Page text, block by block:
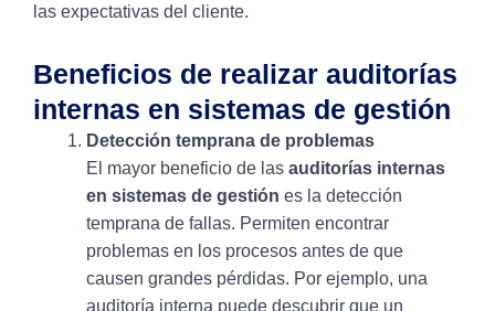
las expectativas del cliente.
Beneficios de realizar auditorías
internas en sistemas de gestión
Detección temprana de problemas
El mayor beneficio de las auditorías internas
en sistemas de gestión es la detección
temprana de fallas. Permiten encontrar
problemas en los procesos antes de que
causen grandes pérdidas. Por ejemplo, una
auditoría interna puede descubrir que un